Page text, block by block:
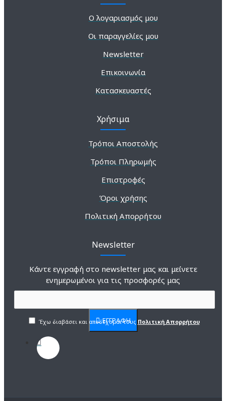
Ο λογαριασμός μου
Οι παραγγελίες μου
Newsletter
Επικοινωνία
Κατασκευαστές
Χρήσιμα
Τρόποι Αποστολής
Τρόποι Πληρωμής
Επιστροφές
Όροι χρήσης
Πολιτική Απορρήτου
Newsletter
Κάντε εγγραφή στο newsletter μας και μείνετε
ενημερωμένοι για τις προσφορές μας
ΕΓΓΡΑΦΗ
Έχω διαβάσει και αποδέχομαι τους Πολιτική Απορρήτου